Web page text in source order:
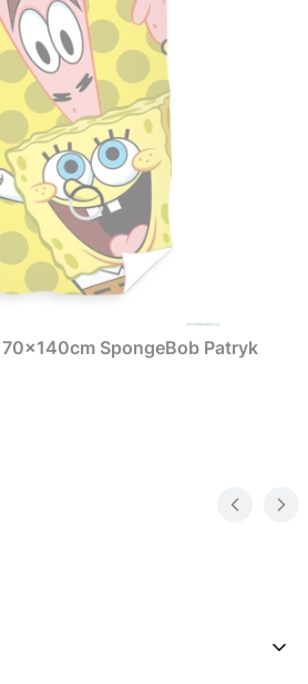
SpongeBob Patryk